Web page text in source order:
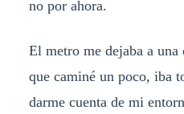
no por ahora.
El metro me dejaba a una
que caminé un poco, iba
darme cuenta de mi